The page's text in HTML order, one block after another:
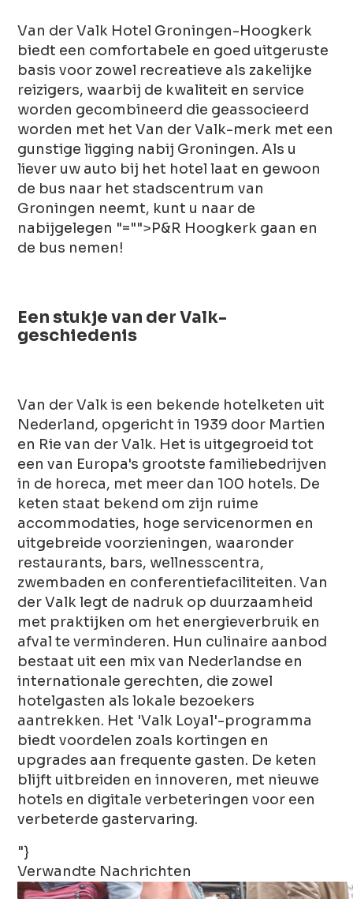
Van der Valk Hotel Groningen-Hoogkerk
biedt een comfortabele en goed uitgeruste
basis voor zowel recreatieve als zakelijke
reizigers, waarbij de kwaliteit en service
worden gecombineerd die geassocieerd
worden met het Van der Valk-merk met een
gunstige ligging nabij Groningen. Als u
liever uw auto bij het hotel laat en gewoon
de bus naar het stadscentrum van
Groningen neemt, kunt u naar de
nabijgelegen "="">P&R Hoogkerk gaan en
de bus nemen!
Een stukje van der Valk-
geschiedenis
Van der Valk is een bekende hotelketen uit
Nederland, opgericht in 1939 door Martien
en Rie van der Valk. Het is uitgegroeid tot
een van Europa's grootste familiebedrijven
in de horeca, met meer dan 100 hotels. De
keten staat bekend om zijn ruime
accommodaties, hoge servicenormen en
uitgebreide voorzieningen, waaronder
restaurants, bars, wellnesscentra,
zwembaden en conferentiefaciliteiten. Van
der Valk legt de nadruk op duurzaamheid
met praktijken om het energieverbruik en
afval te verminderen. Hun culinaire aanbod
bestaat uit een mix van Nederlandse en
internationale gerechten, die zowel
hotelgasten als lokale bezoekers
aantrekken. Het 'Valk Loyal'-programma
biedt voordelen zoals kortingen en
upgrades aan frequente gasten. De keten
blijft uitbreiden en innoveren, met nieuwe
hotels en digitale verbeteringen voor een
verbeterde gastervaring.
"}
Verwandte Nachrichten